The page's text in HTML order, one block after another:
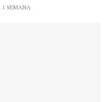
SEMANA